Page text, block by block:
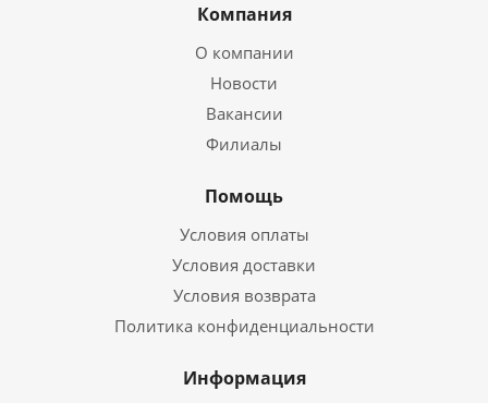
Компания
О компании
Новости
Вакансии
Филиалы
Помощь
Условия оплаты
Условия доставки
Условия возврата
Политика конфиденциальности
Информация